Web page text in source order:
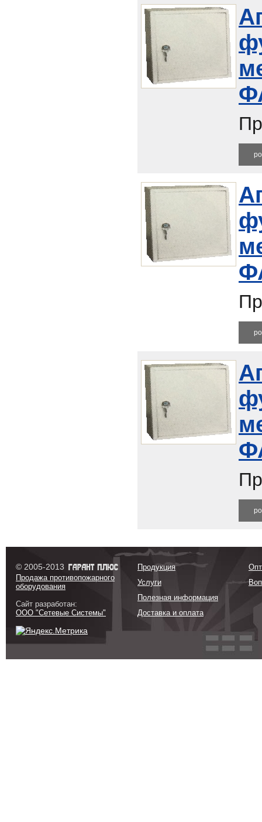
© 2005-2013
Продажа противопожарного
оборудования
Сайт разработан:
ООО "Сетевые Системы"
Продукция
Услуги
Полезная информация
Доставка и оплата